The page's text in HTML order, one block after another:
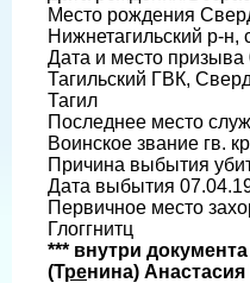
Место рождения
Нижнетагильский р-н,
Дата и место
Тагильский ГВК,
Тагил
Последнее место
Воинское звание гв.
Причина выбытия
Дата выбытия
Первичное место
Глоггнитц
*** внутри
(Тренина)